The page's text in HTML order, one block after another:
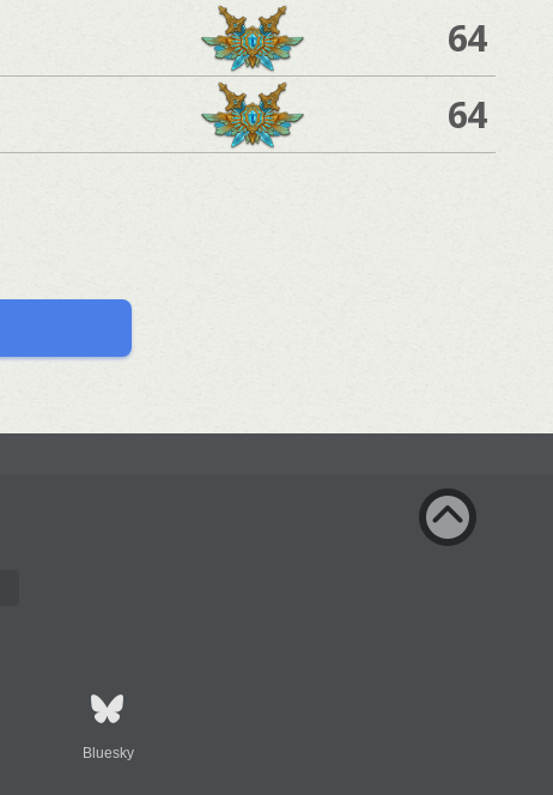
64
64
Bluesky